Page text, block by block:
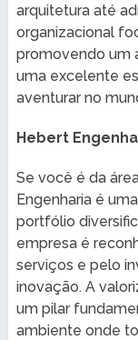
arquitetura até
organizacional
promovendo um
uma excelente
aventurar no
Hebert
Se você é da
Engenharia é
portfólio
empresa é
serviços e pelo
inovação. A
um pilar
ambiente onde